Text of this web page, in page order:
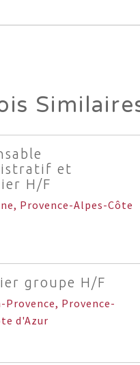
et
H/F
Provence-Alpes-Côte
groupe H/F
Provence, Provence-
d'Azur